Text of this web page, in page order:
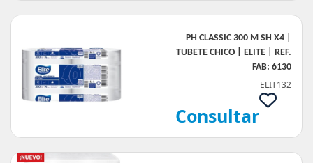
PH CLASSIC 300 M SH X4 |
TUBETE CHICO | ELITE | REF.
FAB: 6130
ELIT132
Consultar